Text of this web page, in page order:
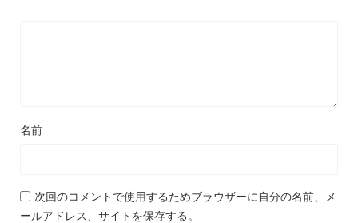
名前
次回のコメントで使用するためブラウザーに自分の名前、メ
ールアドレス、サイトを保存する。